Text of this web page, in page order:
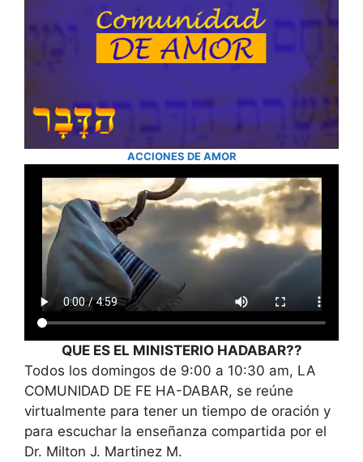
ACCIONES DE AMOR
QUE ES EL MINISTERIO HADABAR??
Todos los domingos de 9:00 a 10:30 am, LA
COMUNIDAD DE FE HA-DABAR, se reúne
virtualmente para tener un tiempo de oración y
para escuchar la enseñanza compartida por el
Dr. Milton J. Martinez M.